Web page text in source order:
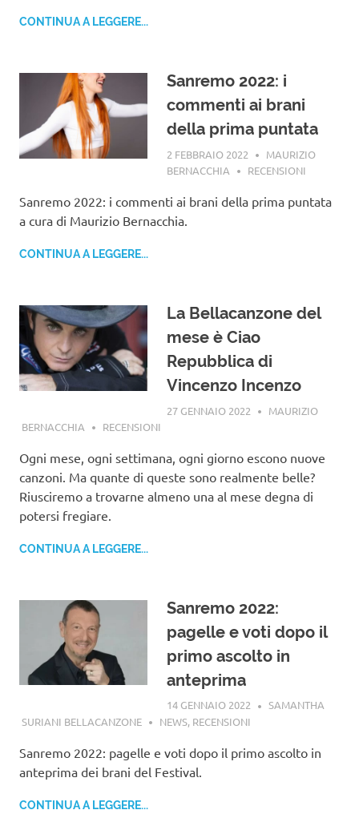
CONTINUA A LEGGERE...
Sanremo 2022: i
commenti ai brani
della prima puntata
2 FEBBRAIO 2022
MAURIZIO
BERNACCHIA
RECENSIONI
Sanremo 2022: i commenti ai brani della prima puntata
a cura di Maurizio Bernacchia.
CONTINUA A LEGGERE...
La Bellacanzone del
mese è Ciao
Repubblica di
Vincenzo Incenzo
27 GENNAIO 2022
MAURIZIO
BERNACCHIA
RECENSIONI
Ogni mese, ogni settimana, ogni giorno escono nuove
canzoni. Ma quante di queste sono realmente belle?
Riusciremo a trovarne almeno una al mese degna di
potersi fregiare.
CONTINUA A LEGGERE...
Sanremo 2022:
pagelle e voti dopo il
primo ascolto in
anteprima
14 GENNAIO 2022
SAMANTHA
SURIANI BELLACANZONE
NEWS, RECENSIONI
Sanremo 2022: pagelle e voti dopo il primo ascolto in
anteprima dei brani del Festival.
CONTINUA A LEGGERE...